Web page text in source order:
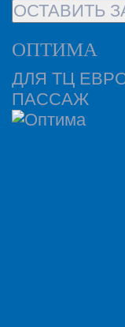
ОСТАВИТЬ
ОПТИМА
ДЛЯ ТЦ
ПАССАЖ